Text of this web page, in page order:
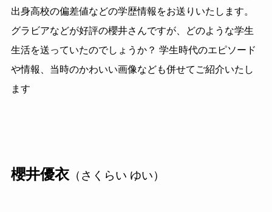
出身高校の偏差値などの学歴情報をお送りいたします。
グラビアなどが好評の櫻井さんですが、どのような学生
生活を送っていたのでしょうか？ 学生時代のエピソード
や情報、当時のかわいい画像なども併せてご紹介いたし
ます
櫻井優衣（さくらい ゆい）